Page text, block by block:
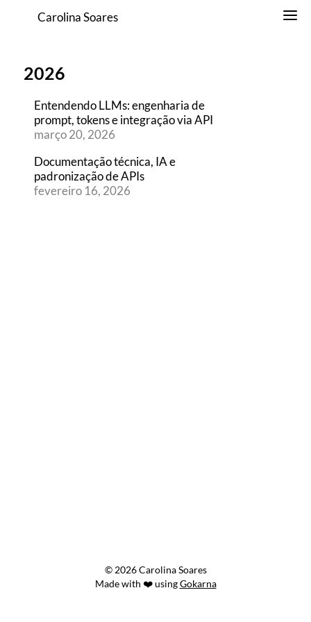
Carolina Soares
2026
Entendendo LLMs: engenharia de
prompt, tokens e integração via API
março 20, 2026
Documentação técnica, IA e
padronização de APIs
fevereiro 16, 2026
© 2026 Carolina Soares
Made with ❤️ usingGokarna